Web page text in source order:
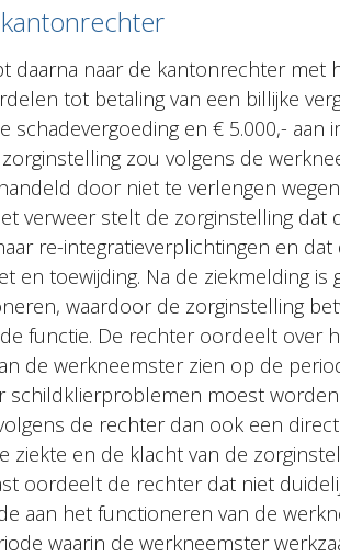
daarna naar de kantonrechter met
tot betaling van een billijke
schadevergoeding en € 5.000,- aan
zou volgens de
door niet te verlengen
verweer stelt de zorginstelling dat
re-integratieverplichtingen en
en toewijding. Na de ziekmelding
waardoor de zorginstelling
functie. De rechter oordeelt over
de werkneemster zien op de
schildklierproblemen moest
de rechter dan ook een
ziekte en de klacht van de
oordeelt de rechter dat niet
aan het functioneren van de
waarin de werkneemster